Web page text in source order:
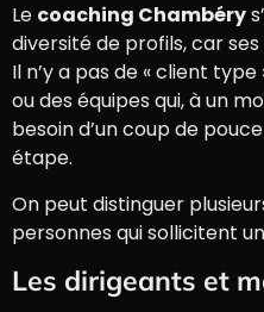
Le coaching Chambéry
diversité de profils, car
Il n’y a pas de « client
ou des équipes qui, à un
besoin d’un coup de
étape.
On peut distinguer
personnes qui sollicitent un
Les dirigeants et